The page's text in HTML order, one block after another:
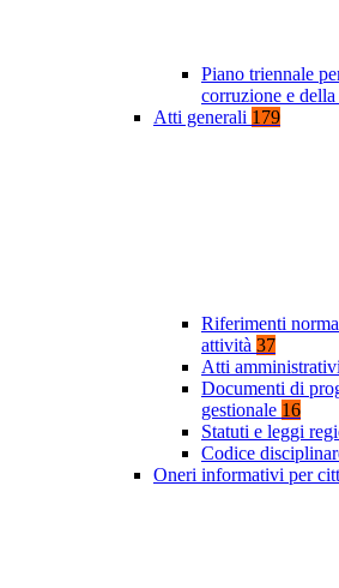
Piano triennale
corruzione e
Atti generali 179
Riferimenti
attività 37
Atti
Documenti di
gestionale 16
Statuti e leggi
Codice
Oneri informativi per